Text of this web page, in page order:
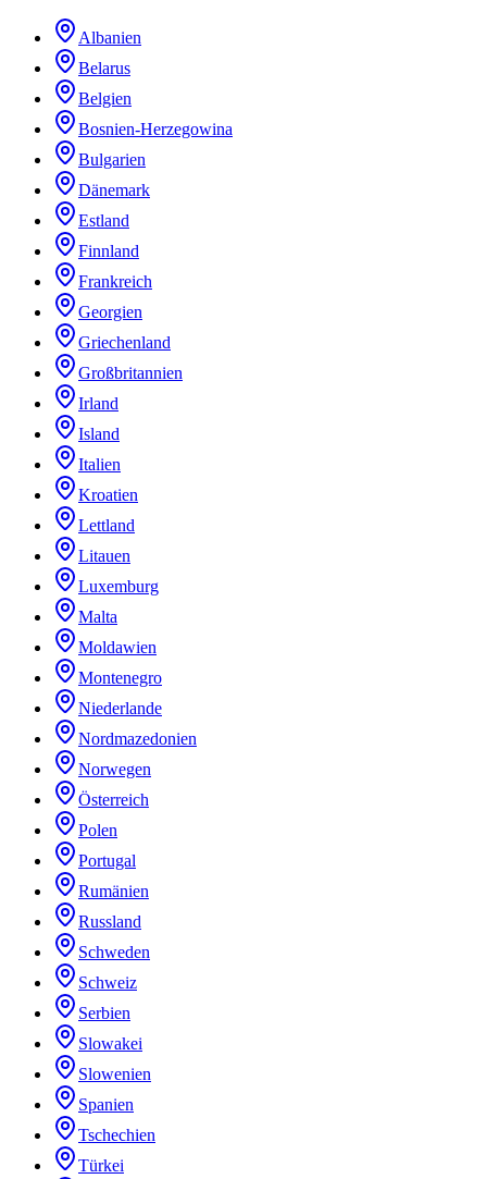
Albanien
Belarus
Belgien
Bosnien-Herzegowina
Bulgarien
Dänemark
Estland
Finnland
Frankreich
Georgien
Griechenland
Großbritannien
Irland
Island
Italien
Kroatien
Lettland
Litauen
Luxemburg
Malta
Moldawien
Montenegro
Niederlande
Nordmazedonien
Norwegen
Österreich
Polen
Portugal
Rumänien
Russland
Schweden
Schweiz
Serbien
Slowakei
Slowenien
Spanien
Tschechien
Türkei